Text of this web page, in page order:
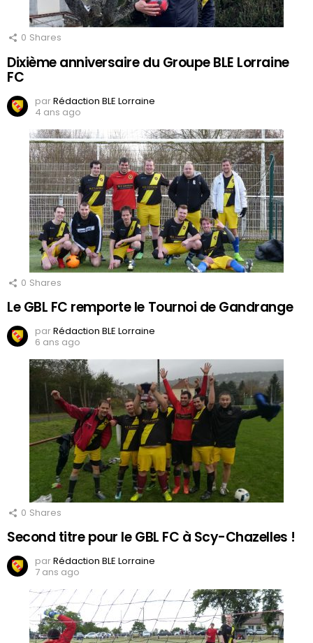
0 Shares
Dixième anniversaire du Groupe BLE Lorraine
FC
parRédaction BLE Lorraine
4 ans ago
0 Shares
Le GBL FC remporte le Tournoi de Gandrange
parRédaction BLE Lorraine
6 ans ago
0 Shares
Second titre pour le GBL FC à Scy-Chazelles !
parRédaction BLE Lorraine
7 ans ago